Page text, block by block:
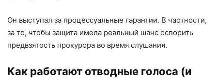
Он выступал за процессуальные гарантии. В частности,
за то, чтобы защита имела реальный шанс оспорить
предвзятость прокурора во время слушания.
Как работают отводные голоса (и